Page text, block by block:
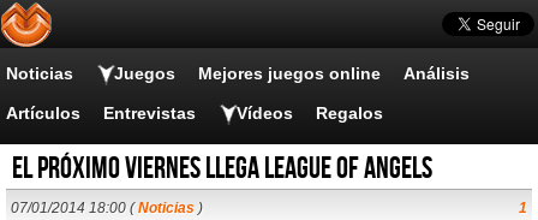
Noticias Juegos Mejores juegos online Análisis
Artículos Entrevistas Vídeos Regalos
El próximo viernes llega League of Angels
07/01/2014 18:00 (Noticias ) 1